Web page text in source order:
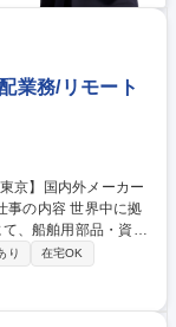
業務/リモート
、船舶用部品・資材
業との取引もござい
への入力・管理等を
要望確認や発注先へ
り
在宅OK